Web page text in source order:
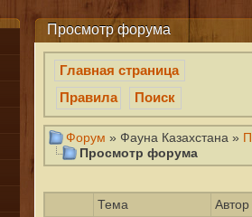
Просмотр форума
Главная страница
Правила
Поиск
Форум » Фауна Казахстана »
Просмотр форума
Тема Автор